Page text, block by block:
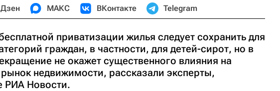
Дзен МАКС ВКонтакте Telegram
приватизации жилья следует сохранить для
граждан, в частности, для детей-сирот, но в
не окажет существенного влияния на
недвижимости, рассказали эксперты,
РИА Новости.